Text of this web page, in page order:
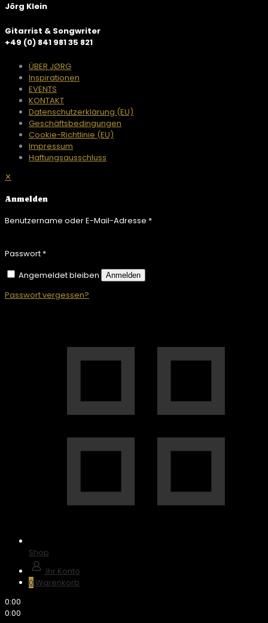
Jörg Klein
Gitarrist & Songwriter
+49 (0) 841 981 35 821
ÜBER JØRG
Inspirationen
EVENTS
KONTAKT
Datenschutzerklärung (EU)
Geschäftsbedingungen
Cookie-Richtlinie (EU)
Impressum
Haftungsausschluss
✕
Anmelden
Benutzername oder E-Mail-Adresse *
Passwort *
Angemeldet bleiben
Anmelden
Passwort vergessen?
Shop
Ihr Konto
0 Warenkorb
Scroll
Up
0:00
0:00